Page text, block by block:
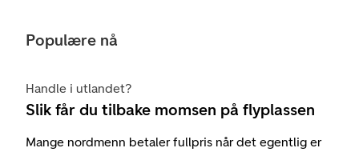
Populære nå
Handle i utlandet?
Slik får du tilbake momsen på flyplassen
Mange nordmenn betaler fullpris når det egentlig er